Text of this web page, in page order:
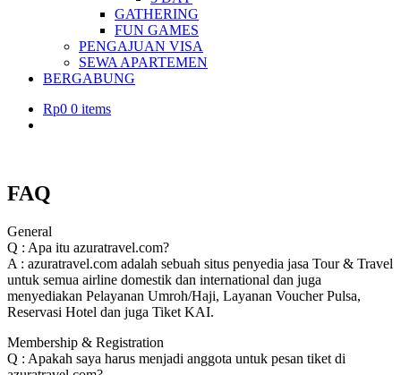
GATHERING
FUN GAMES
PENGAJUAN VISA
SEWA APARTEMEN
BERGABUNG
Rp0 0 items
FAQ
General
Q : Apa itu azuratravel.com?
A : azuratravel.com adalah sebuah situs penyedia jasa Tour & Travel
untuk semua airline domestik dan international dan juga
menyediakan Pelayanan Umroh/Haji, Layanan Voucher Pulsa,
Reservasi Hotel dan juga Tiket KAI.
Membership & Registration
Q : Apakah saya harus menjadi anggota untuk pesan tiket di